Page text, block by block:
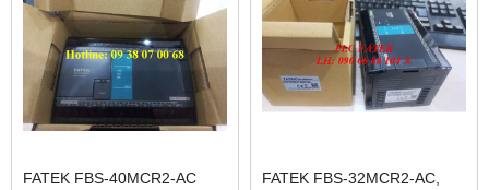
FATEK FBS-40MCR2-AC
FATEK FBS-32MCR2-AC,